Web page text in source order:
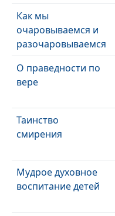
Как мы
очаровываемся и
разочаровываемся
О праведности по
вере
Таинство
смирения
Мудрое духовное
воспитание детей